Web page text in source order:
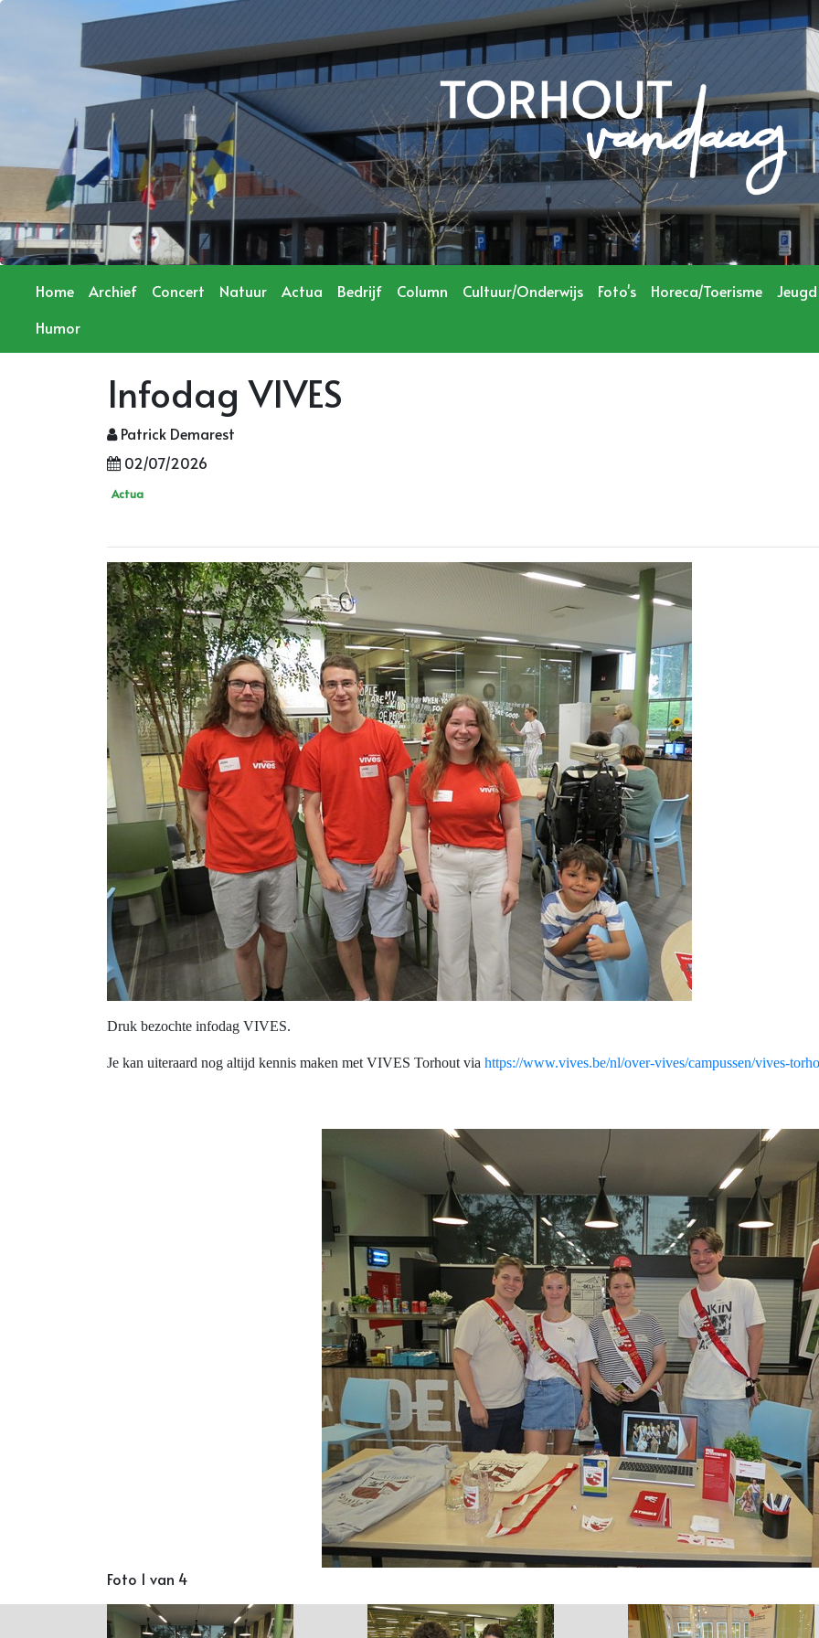
Home Archief Concert Natuur Actua Bedrijf Column Cultuur/Onderwijs Foto's Horeca/Toerisme
Jeugd
Humor
Infodag VIVES
Patrick Demarest
02/07/2026
Actua
Druk bezochte infodag VIVES.
Je kan uiteraard nog altijd kennis maken met VIVES Torhout via https://www.vives.be/nl/over-vives/campussen/vives-
Foto 1 van 4